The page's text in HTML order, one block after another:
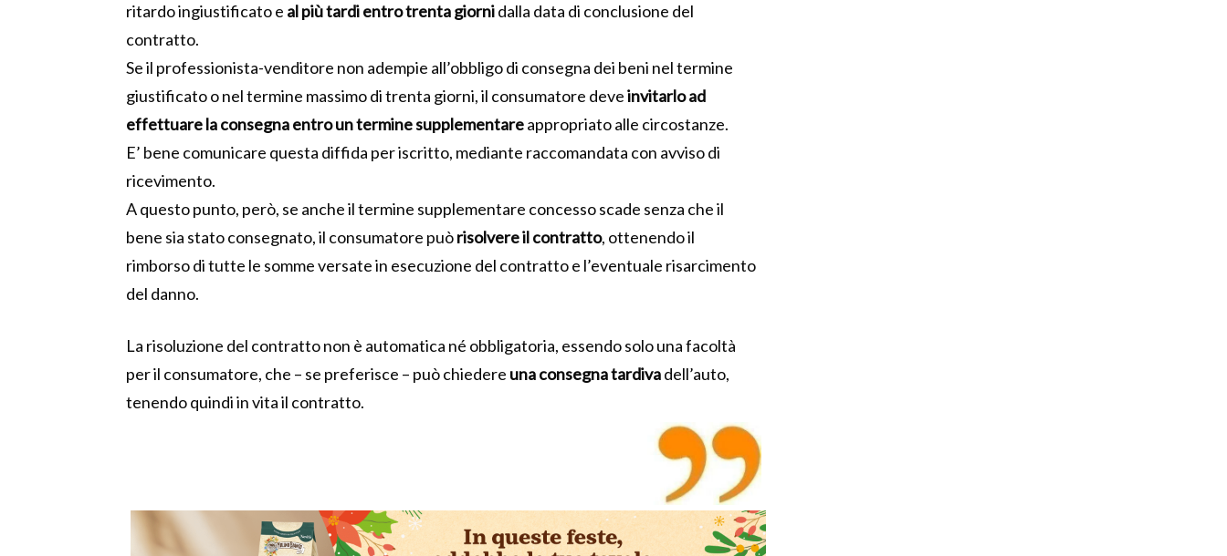
ritardo ingiustificato e al più tardi entro trenta giornidalla data di conclusione del
contratto.
Se il professionista-venditore non adempie all’obbligo di consegna dei beni nel termine
giustificato o nel termine massimo di trenta giorni, il consumatore deveinvitarlo ad
effettuare la consegna entro un termine supplementareappropriato alle circostanze.
E’ bene comunicare questa diffida per iscritto, mediante raccomandata con avviso di
ricevimento.
A questo punto, però, se anche il termine supplementare concesso scade senza che il
bene sia stato consegnato, il consumatore puòrisolvere il contratto, ottenendo il
rimborso di tutte le somme versate in esecuzione del contratto e l’eventuale risarcimento
del danno.
La risoluzione del contratto non è automatica né obbligatoria, essendo solo una facoltà
per il consumatore, che – se preferisce – può chiedere una consegna tardivadell’auto,
tenendo quindi in vita il contratto.